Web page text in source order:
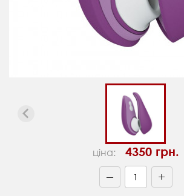
ціна: 4350 грн.
— +